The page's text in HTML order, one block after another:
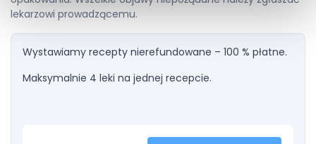
lekarzowi prowadzącemu.
Wystawiamy recepty nierefundowane – 100 % płatne.
Maksymalnie 4 leki na jednej recepcie.